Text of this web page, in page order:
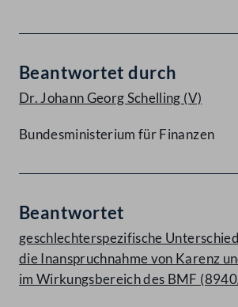
Beantwortet durch
Dr. Johann Georg Schelling (V)
Bundesministerium für Finanzen
Beantwortet
geschlechterspezifische
die Inanspruchnahme von Karenz
im Wirkungsbereich des BMF